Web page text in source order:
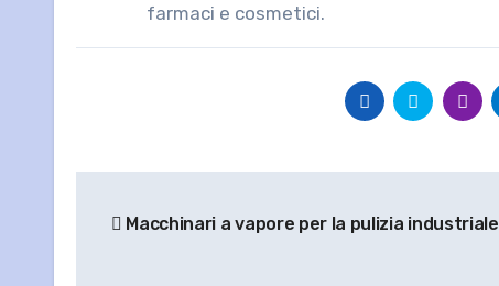
farmaci e cosmetici.
articoli
Macchinari a vapore per la pulizia industriale